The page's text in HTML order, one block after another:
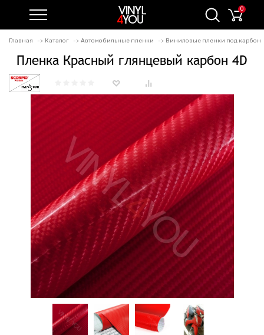
0
Главная Каталог Автомобильные пленки Виниловые пленки под карбон
Пленка Красный глянцевый карбон 4D